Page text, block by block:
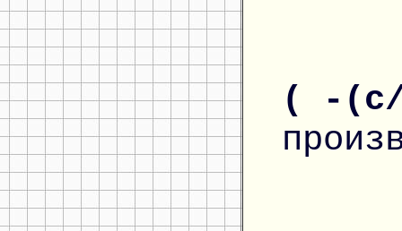
( -